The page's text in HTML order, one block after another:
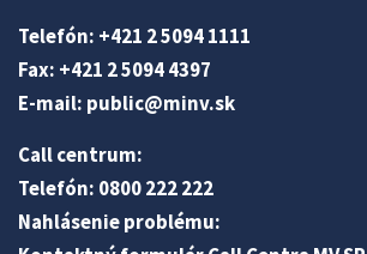
Telefón: +421 2 5094 1111
Fax: +421 2 5094 4397
E-mail: public@minv.sk
Call centrum:
Telefón: 0800 222 222
Nahlásenie problému: